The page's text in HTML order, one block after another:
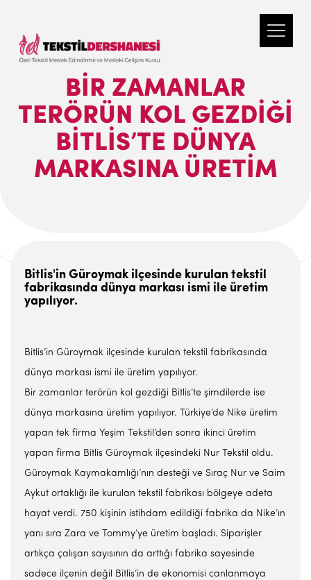
BIR ZAMANLAR
TERÖRÜN KOL GEZDIĞI
BITLIS’TE DÜNYA
MARKASINA ÜRETIM
Bitlis'in Güroymak ilçesinde kurulan tekstil
fabrikasında dünya markası ismi ile üretim
yapılıyor.
Bitlis’in Güroymak ilçesinde kurulan tekstil fabrikasında
dünya markası ismi ile üretim yapılıyor.
Bir zamanlar terörün kol gezdiği Bitlis’te şimdilerde ise
dünya markasına üretim yapılıyor. Türkiye’de Nike üretim
yapan tek firma Yeşim Tekstil’den sonra ikinci üretim
yapan firma Bitlis Güroymak ilçesindeki Nur Tekstil oldu.
Güroymak Kaymakamlığı’nın desteği ve Sıraç Nur ve Saim
Aykut ortaklığı ile kurulan tekstil fabrikası bölgeye adeta
hayat verdi. 750 kişinin istihdam edildiği fabrika da Nike’ın
yanı sıra Zara ve Tommy’ye üretim başladı. Siparişler
artıkça çalışan sayısının da arttığı fabrika sayesinde
sadece ilçenin değil Bitlis’in de ekonomisi canlanmaya